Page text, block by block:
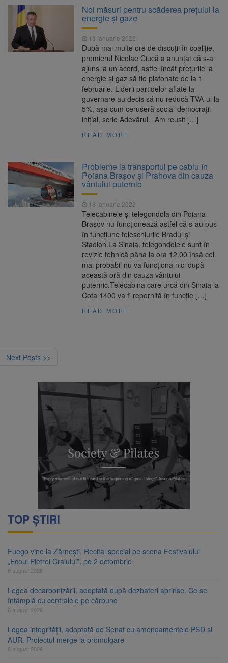
Noi măsuri pentru scăderea prețului la
energie și gaze
18 ianuarie 2022
După mai multe ore de discuţii în coaliţie,
premierul Nicolae Ciucă a anunţat că s-a
ajuns la un acord, astfel încât preţurile la
energie şi gaz să fie plafonate de la 1
februarie. Liderii partidelor aflate la
guvernare au decis să nu reducă TVA-ul la
5%, aşa cum ceruseră social-democraţii
iniţial, scrie Adevărul. „Am reuşit […]
READ MORE
Probleme la transportul pe cablu în
Poiana Brașov și Prahova din cauza
vântului puternic
18 ianuarie 2022
Telecabinele și telegondola din Poiana
Brașov nu funcționează astfel că s-au pus
în funcțiune teleschiurile Bradul și
Stadion.La Sinaia, telegondolele sunt în
revizie tehnică pâna la ora 12.00 însă cel
mai probabil nu va funcționa nici după
această oră din cauza vântului
puternic.Telecabina care urcă din Sinaia la
Cota 1400 va fi repornită în funcție […]
READ MORE
Next Posts >>
TOP ȘTIRI
Fuego vine la Zărnești. Recital special pe scena Festivalului
„Ecoul Pietrei Craiului”, pe 2 octombrie
6 august 2026
Legea decarbonizării, adoptată după dezbateri aprinse. Ce se
întâmplă cu centralele pe cărbune
6 august 2026
Legea integrității, adoptată de Senat cu amendamentele PSD și
AUR. Proiectul merge la promulgare
6 august 2026